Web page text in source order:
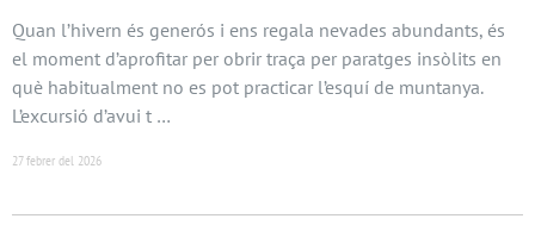
Quan l’hivern és generós i ens regala nevades abundants, és
el moment d’aprofitar per obrir traça per paratges insòlits en
què habitualment no es pot practicar l’esquí de muntanya.
L’excursió d’avui t …
27 febrer del 2026